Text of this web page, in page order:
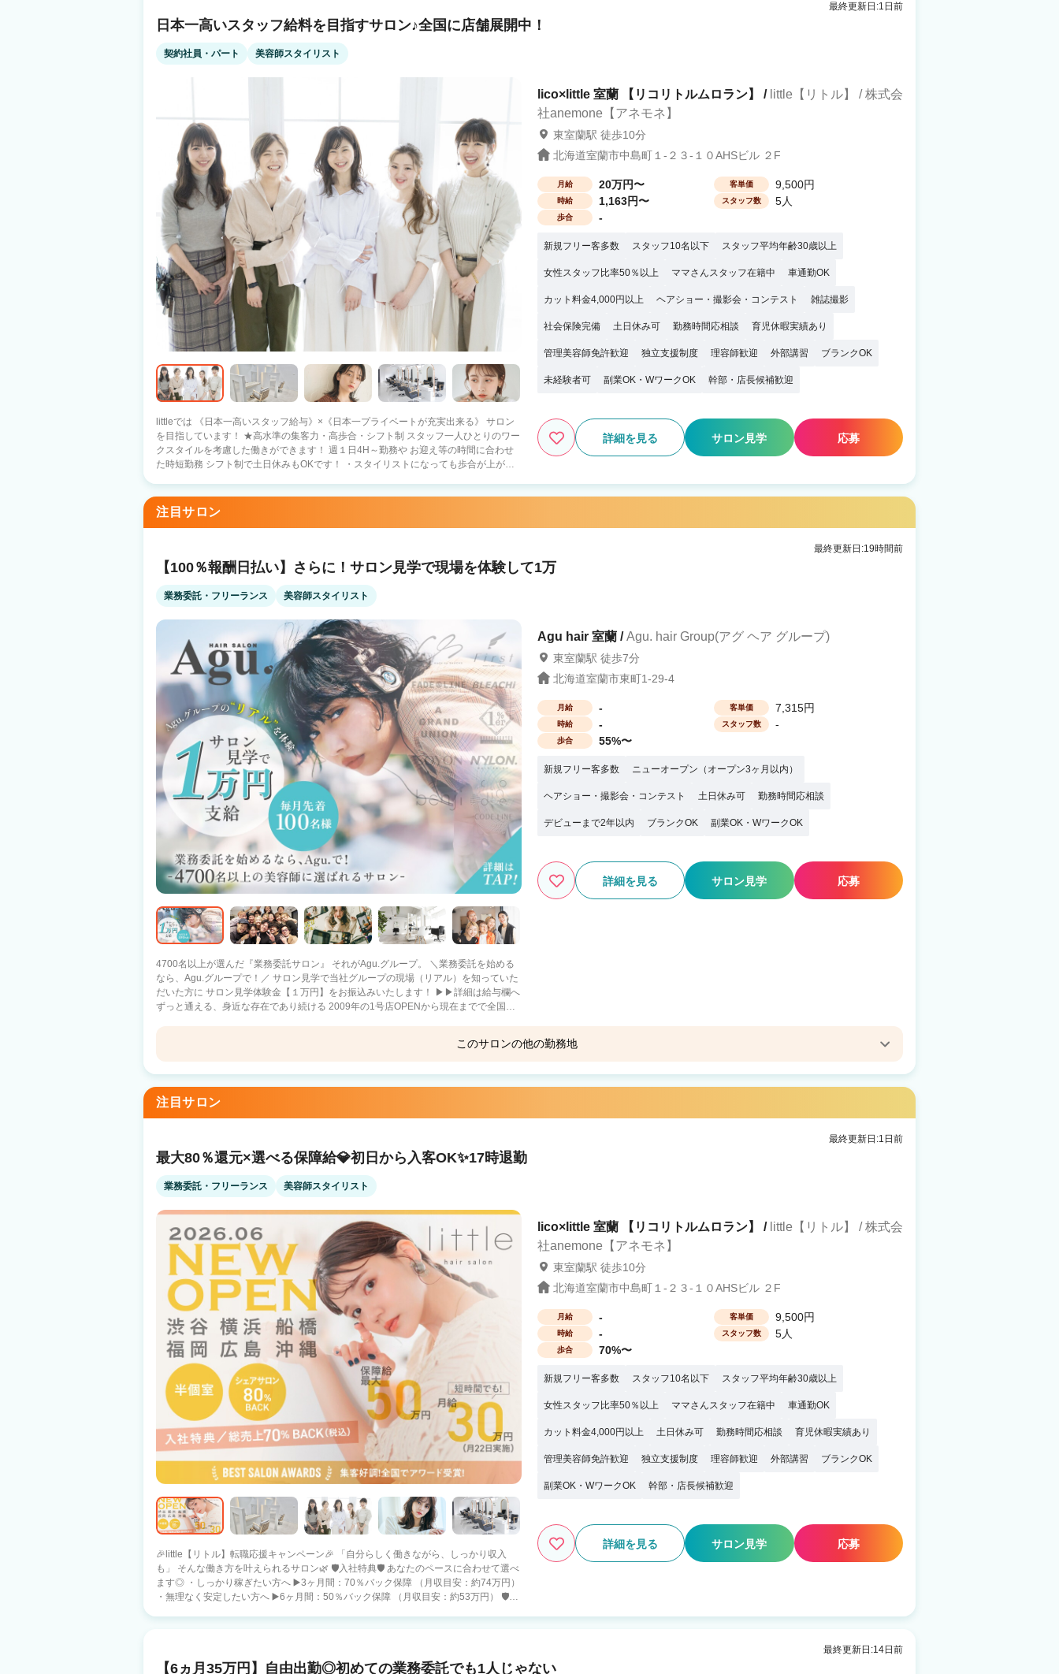
美容師さんの 入社１カ月後の声を集めました♪ 『応募のきっかけ』 ・前職の先輩の紹
介（26歳女性） ・自由シフト（31歳女性） ・全国90店舗以上の安定経営（30歳男
性） 『見学・面接のときの印象は？』 ・給与や人間関係など、個人の悩みを解消でき
る点を解説してくれて優しかった（24歳女性） ・見学で一緒に働く人やサロンの雰囲
気を確認できてよかった（25歳女性） 複数店舗の見学なども実施しております！ まず
最終更新日:1日前
日本一高いスタッフ給料を目指すサロン♪全国に店舗展開中！
契約社員・パート 美容師スタイリスト
littleでは 《日本一高いスタッフ給与》×《日本一プライベートが充実出来る》 サロン
を目指しています！ ★高水準の集客力・高歩合・シフト制 スタッフ一人ひとりのワー
クスタイルを考慮した働きができます！ 週１日4H～勤務や お迎え等の時間に合わせ
た時短勤務 シフト制で土日休みもOKです！ ・スタイリストになっても歩合が上がら
用しているため、 売上が伸ばしやすい環境です！ プライベートを充実させてしっかり
稼いでくださいね！ ★人間関係の風通しがよくスタッフが成長できる社風 在籍スタッ
9000円 〇Jrスタイリスト・30歳以上の方も歓迎！ 〇ママパパ美容師も多数活躍中！
＼＼ 入社１ヵ月スタッフの声 ／／ littleを選んだ美容師さんの 入社１カ月後の声を
集めました♪ 『応募のきっかけ』 ・前職の先輩の紹介（26歳女性） ・自由シフト（31
歳女性） ・全国60店舗の安定経営（30歳男性） 『見学・面接のときの印象は？』 ・
給与や人間関係など、個人の悩みを解消できる点を解説してくれて優しかった（24歳
女性） ・見学で一緒に働く人やサロンの雰囲気を確認できてよかった（25歳女性） 複
数店舗の見学なども実施しております！ まずはぜひお気軽にお問合せ下さいね♪
lico×little 室蘭 【リコリトルムロラン】 / little【リトル】 / 株式会
社anemone【アネモネ】
東室蘭駅 徒歩10分
北海道室蘭市中島町１-２３-１０AHSビル ２F
月給 20万円〜 客単価 9,500円
時給 1,163円〜 スタッフ数 5人
歩合 -
新規フリー客多数 スタッフ10名以下 スタッフ平均年齢30歳以上
女性スタッフ比率50％以上 ママさんスタッフ在籍中 車通勤OK
カット料金4,000円以上 ヘアショー・撮影会・コンテスト 雑誌撮影
社会保険完備 土日休み可 勤務時間応相談 育児休暇実績あり
管理美容師免許歓迎 独立支援制度 理容師歓迎 外部講習 ブランクOK
未経験者可 副業OK・WワークOK 幹部・店長候補歓迎
詳細を見る サロン見学 応募
注目サロン
最終更新日:19時間前
【100％報酬日払い】さらに！サロン見学で現場を体験して1万
業務委託・フリーランス 美容師スタイリスト
4700名以上が選んだ『業務委託サロン』 それがAgu.グループ。 ＼業務委託を始める
なら、Agu.グループで！／ サロン見学で当社グループの現場（リアル）を知っていた
だいた方に サロン見学体験金【１万円】をお振込みいたします！ ▶▶詳細は給与欄へ
ずっと通える、身近な存在であり続ける 2009年の1号店OPENから現在までで全国
ルのプロ選手×Agu. スタイリストとして働きながら、プロとして活躍 【当社グループ
客は会社の本部が一括対応しているため、顧客0でも問題なく入客できます スタッフ
集客満足度94.4%！ Q.業務委託制度がよく分かっていないです… A.確定申告サポート
す Q.病気やトラブルなど何かあった時の収入面って…? A.スタイリストケア制度をご
用意 （出産・育児・病気での休業にともなう保障や、結婚の応援金を支給）※一定条
件あり ☝だから安心！ 当社は2021年11月19日よりグロース市場へ上場 安心・安全の
上場企業サロン ※現時点で美容室経営企業での上場企業は『6社』のみ 報酬はすべて
『リアル』をぜひ知ってください！ あなたの“第一歩”を当社グループは応援していま
す。
Agu hair 室蘭 /Agu. hair Group(アグ ヘア グループ)
東室蘭駅 徒歩7分
北海道室蘭市東町1-29-4
月給 - 客単価 7,315円
時給 - スタッフ数 -
歩合 55%〜
新規フリー客多数 ニューオープン（オープン3ヶ月以内）
ヘアショー・撮影会・コンテスト 土日休み可 勤務時間応相談
デビューまで2年以内 ブランクOK 副業OK・WワークOK
詳細を見る サロン見学 応募
このサロンの他の勤務地
Agu hair over室蘭
東室蘭駅 徒歩3分
注目サロン
最終更新日:1日前
最大80％還元×選べる保障給💎初日から入客OK✨17時退勤
業務委託・フリーランス 美容師スタイリスト
🎉little【リトル】転職応援キャンペーン🎉 「自分らしく働きながら、しっかり収入
も」 そんな働き方を叶えられるサロン🌿 🛡️入社特典🛡️ あなたのペースに合わせて選べ
ます◎ ・しっかり稼ぎたい方へ ▶️3ヶ月間：70％バック保障 （月収目安：約74万円）
・無理なく安定したい方へ ▶️6ヶ月間：50％バック保障 （月収目安：約53万円） 🛡️入
多数在籍！！ 🌷littleの特徴🌷 ・インボイス費用は2%会社が負担 ・売上に応じてしっ
lico×little 室蘭 【リコリトルムロラン】 / little【リトル】 / 株式会
社anemone【アネモネ】
東室蘭駅 徒歩10分
北海道室蘭市中島町１-２３-１０AHSビル ２F
月給 - 客単価 9,500円
時給 - スタッフ数 5人
歩合 70%〜
新規フリー客多数 スタッフ10名以下 スタッフ平均年齢30歳以上
女性スタッフ比率50％以上 ママさんスタッフ在籍中 車通勤OK
カット料金4,000円以上 土日休み可 勤務時間応相談 育児休暇実績あり
管理美容師免許歓迎 独立支援制度 理容師歓迎 外部講習 ブランクOK
副業OK・WワークOK 幹部・店長候補歓迎
詳細を見る サロン見学 応募
最終更新日:14日前
【6ヵ月35万円】自由出勤◎初めての業務委託でも1人じゃない